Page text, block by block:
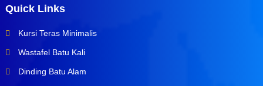
Quick Links
Kursi Teras Minimalis
Wastafel Batu Kali
Dinding Batu Alam